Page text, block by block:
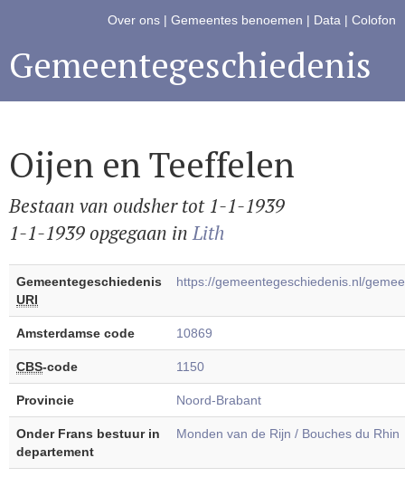
Over ons | Gemeentes benoemen | Data | Colofon
Gemeentegeschiedenis
Oijen en Teeffelen
Bestaan van oudsher tot 1-1-1939
1-1-1939 opgegaan inLith
Gemeentegeschiedenis
URI
https://gemeentegeschiedenis.nl/
Amsterdamse code 10869
CBS-code 1150
Provincie Noord-Brabant
Onder Frans bestuur in
departement
Monden van de Rijn / Bouches du Rhin